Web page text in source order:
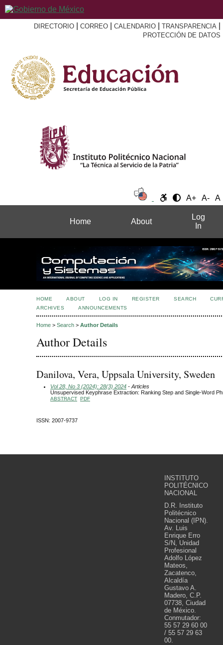
DIRECTORIO CORREO CALENDARIO TRANSPARENCIA
PROTECCIÓN DE DATOS
A+ A- A
Home About
Log
In
HOME ABOUT LOG IN REGISTER SEARCH
ARCHIVES
ANNOUNCEMENTS
Home > Search > Author Details
Author Details
Danilova, Vera, Uppsala University, Sweden
Vol 28, No 3 (2024): 28(3) 2024 - Articles
Unsupervised Keyphrase Extraction: Ranking Step and Single-Word
ABSTRACT PDF
ISSN: 2007-9737
INSTITUTO
POLITÉCNICO
NACIONAL
D.R. Instituto
Politécnico
Nacional (IPN).
Av. Luis
Enrique Erro
S/N, Unidad
Profesional
Adolfo López
Mateos,
Zacatenco,
Alcaldía
Gustavo A.
Madero, C.P.
07738, Ciudad
de México.
Conmutador:
55 57 29 60 00
/ 55 57 29 63
00.